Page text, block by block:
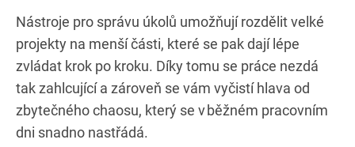
Nástroje pro správu úkolů umožňují rozdělit velké
projekty na menší části, které se pak dají lépe
zvládat krok po kroku. Díky tomu se práce nezdá
tak zahlcující a zároveň se vám vyčistí hlava od
zbytečného chaosu, který se v běžném pracovním
dni snadno nastřádá.